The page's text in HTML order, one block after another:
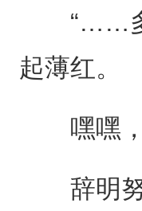
“……多
起薄红。
嘿嘿，
辞明努